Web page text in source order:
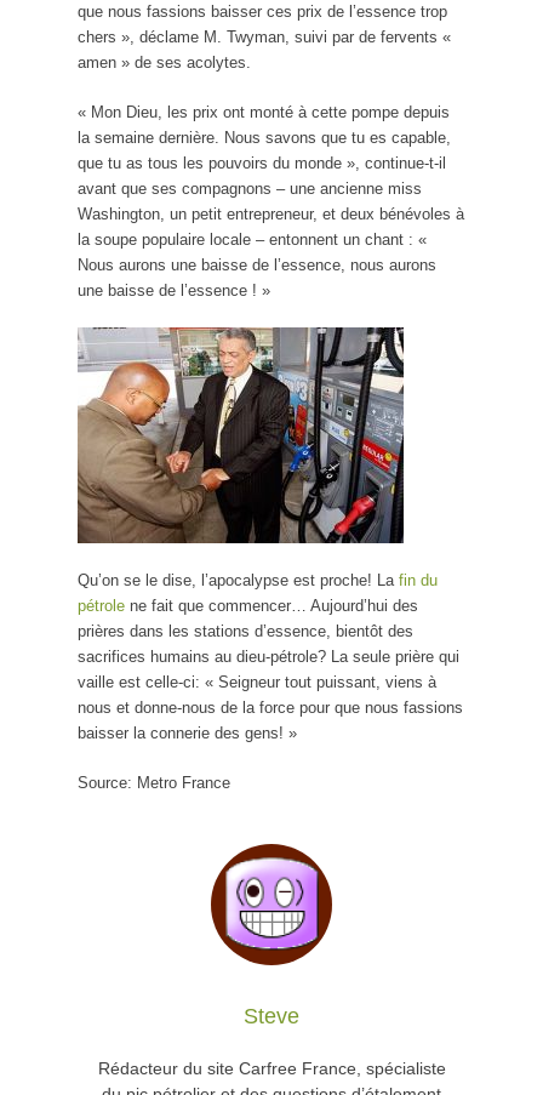
que nous fassions baisser ces prix de l’essence trop
chers », déclame M. Twyman, suivi par de fervents «
amen » de ses acolytes.
« Mon Dieu, les prix ont monté à cette pompe depuis
la semaine dernière. Nous savons que tu es capable,
que tu as tous les pouvoirs du monde », continue-t-il
avant que ses compagnons – une ancienne miss
Washington, un petit entrepreneur, et deux bénévoles à
la soupe populaire locale – entonnent un chant : «
Nous aurons une baisse de l’essence, nous aurons
une baisse de l’essence ! »
Qu’on se le dise, l’apocalypse est proche! La fin du
pétrole ne fait que commencer… Aujourd’hui des
prières dans les stations d’essence, bientôt des
sacrifices humains au dieu-pétrole? La seule prière qui
vaille est celle-ci: « Seigneur tout puissant, viens à
nous et donne-nous de la force pour que nous fassions
baisser la connerie des gens! »
Source: Metro France
Steve
Rédacteur du site Carfree France, spécialiste